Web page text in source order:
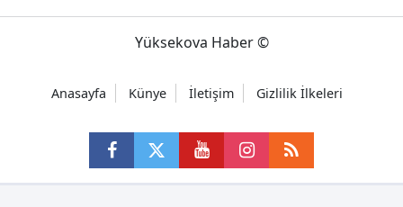
Yüksekova Haber ©
Anasayfa Künye İletişim Gizlilik İlkeleri